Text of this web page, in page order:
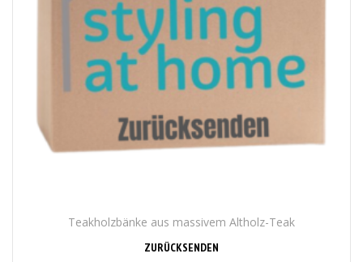
Teakholzbänke aus massivem Altholz-Teak
ZURÜCKSENDEN